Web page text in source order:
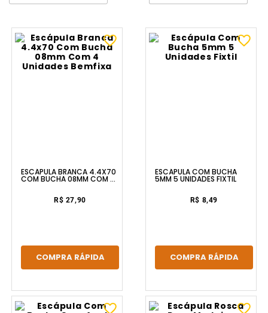
ESCÁPULA BRANCA 4.4X70
COM BUCHA 08MM COM 4
R$ 27,90
COMPRA RÁPIDA
ESCÁPULA COM BUCHA
5MM 5 UNIDADES FIXTIL
R$ 8,49
COMPRA RÁPIDA